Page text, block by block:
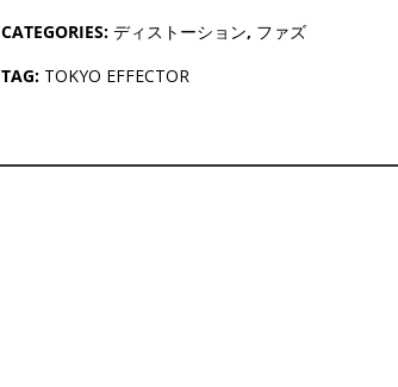
CATEGORIES: ディストーション, ファズ
TAG: TOKYO EFFECTOR